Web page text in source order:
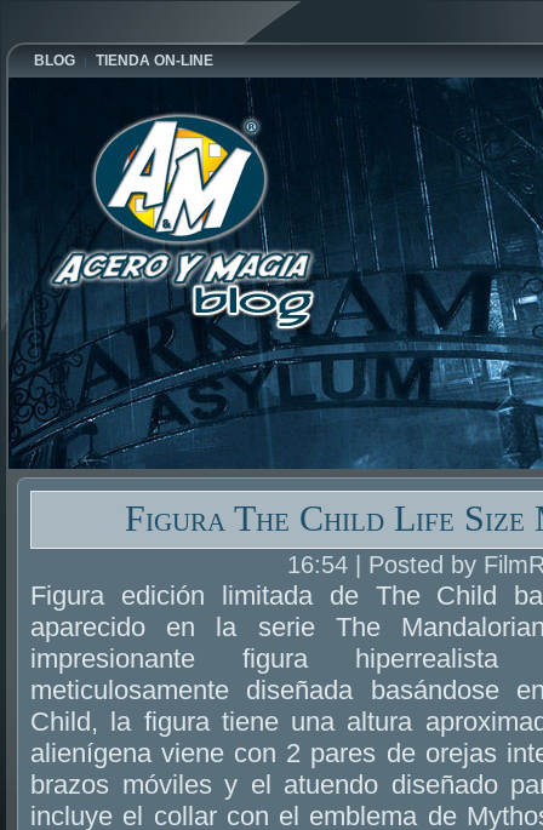
BLOG TIENDA ON-LINE
Figura The Child Life Size
16:54 | Posted by
Figura edición limitada de The Child
aparecido en la serie The
impresionante figura
meticulosamente diseñada basándose
Child, la figura tiene una altura
alienígena viene con 2 pares de orejas
brazos móviles y el atuendo diseñado
incluye el collar con el emblema de